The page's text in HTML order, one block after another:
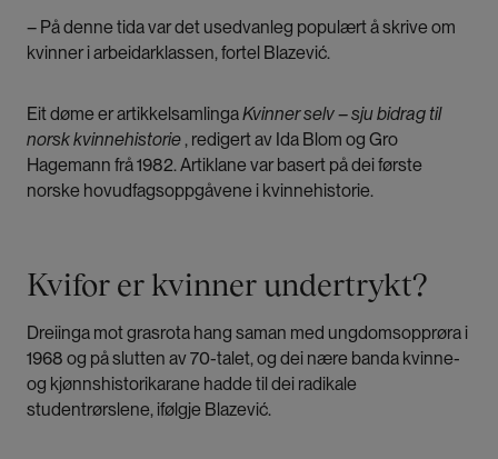
– På denne tida var det usedvanleg populært å skrive om
kvinner i arbeidarklassen, fortel Blazević.
Eit døme er artikkelsamlingaKvinner selv – sju bidrag til
norsk kvinnehistorie, redigert av Ida Blom og Gro
Hagemann frå 1982. Artiklane var basert på dei første
norske hovudfagsoppgåvene i kvinnehistorie.
Kvifor er kvinner undertrykt?
Dreiinga mot grasrota hang saman med ungdomsopprøra i
1968 og på slutten av 70-talet, og dei nære banda kvinne-
og kjønnshistorikarane hadde til dei radikale
studentrørslene, ifølgje Blazević.